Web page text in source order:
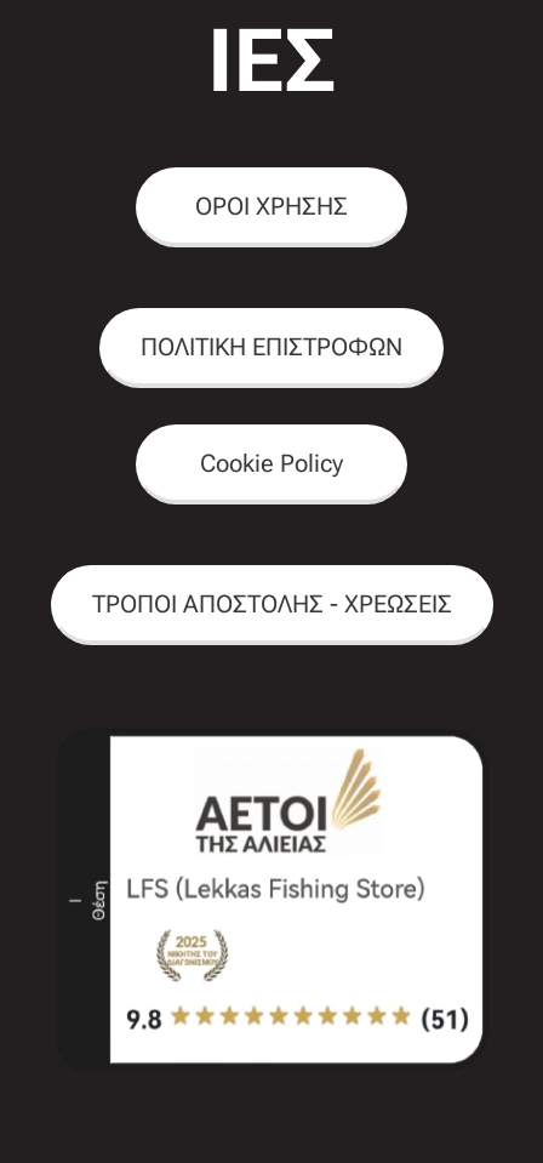
ΙΕΣ
ΟΡΟΙ ΧΡΗΣΗΣ
ΠΟΛΙΤΙΚΗ ΕΠΙΣΤΡΟΦΩΝ
Cookie Policy
ΤΡΟΠΟΙ ΑΠΟΣΤΟΛΗΣ - ΧΡΕΩΣΕΙΣ